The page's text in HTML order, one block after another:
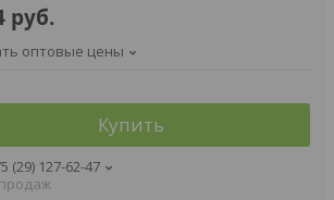
руб.
оптовые цены
Купить
(29) 127-62-47